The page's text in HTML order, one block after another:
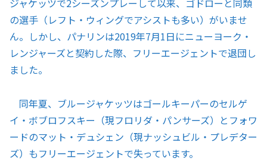
の選手（レフト・ウィングでアシストも多い）がいませ
ん。しかし、パナリンは2019年7月1日にニューヨーク・
レンジャーズと契約した際、フリーエージェントで退団し
ました。
同年夏、ブルージャケッツはゴールキーパーのセルゲ
イ・ボブロフスキー（現フロリダ・パンサーズ）とフォワ
ードのマット・デュシェン（現ナッシュビル・プレデター
ズ）もフリーエージェントで失っています。